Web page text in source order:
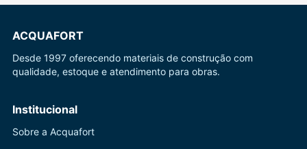
ACQUAFORT
Desde 1997 oferecendo materiais de construção com
qualidade, estoque e atendimento para obras.
Institucional
Sobre a Acquafort